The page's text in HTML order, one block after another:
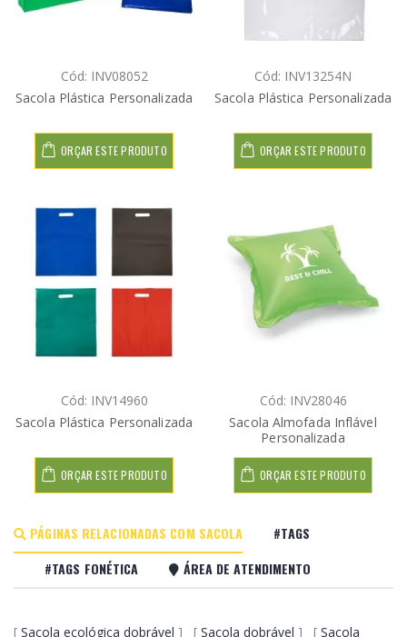
Cód: INV08052
Sacola Plástica Personalizada
ORÇAR ESTE PRODUTO
Cód: INV13254N
Sacola Plástica Personalizada
ORÇAR ESTE PRODUTO
Cód: INV14960
Sacola Plástica Personalizada
ORÇAR ESTE PRODUTO
Cód: INV28046
Sacola Almofada Inflável
Personalizada
ORÇAR ESTE PRODUTO
PÁGINAS RELACIONADAS COM SACOLA
#TAGS
#TAGS FONÉTICA
ÁREA DE ATENDIMENTO
[ Sacola ecológica dobrável ] [ Sacola dobrável ] [ Sacola